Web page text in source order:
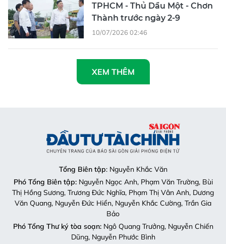
TPHCM - Thủ Dầu Một - Chơn
Thành trước ngày 2-9
10/07/2026 02:46
XEM THÊM
Tổng Biên tập: Nguyễn Khắc Văn
Phó Tổng Biên tập:Nguyễn Ngọc Anh, Phạm Văn Trường, Bùi
Thị Hồng Sương, Trương Đức Nghĩa, Phạm Thị Vân Anh, Dương
Văn Quang, Nguyễn Đức Hiển, Nguyễn Khắc Cường, Trần Gia
Bảo
Phó Tổng Thư ký tòa soạn:Ngô Quang Trưởng, Nguyễn Chiến
Dũng, Nguyễn Phước Bình